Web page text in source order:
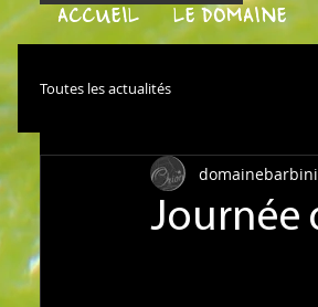
ACCUEIL LE DOMAINE
Toutes les actualités
Journée